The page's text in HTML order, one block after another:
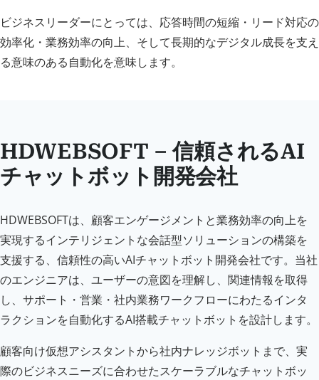
ビジネスリーダーにとっては、応答時間の短縮・リード対応の
効率化・業務効率の向上、そして長期的なデジタル成長を支え
る意味のある自動化を意味します。
HDWEBSOFT – 信頼されるAI
チャットボット開発会社
HDWEBSOFTは、顧客エンゲージメントと業務効率の向上を
実現するインテリジェントな会話型ソリューションの構築を
支援する、信頼性の高いAIチャットボット開発会社です。当社
のエンジニアは、ユーザーの意図を理解し、関連情報を取得
し、サポート・営業・社内業務ワークフローにわたるインタ
ラクションを自動化するAI搭載チャットボットを設計します。
顧客向け仮想アシスタントから社内ナレッジボットまで、実
際のビジネスニーズに合わせたスケーラブルなチャットボッ